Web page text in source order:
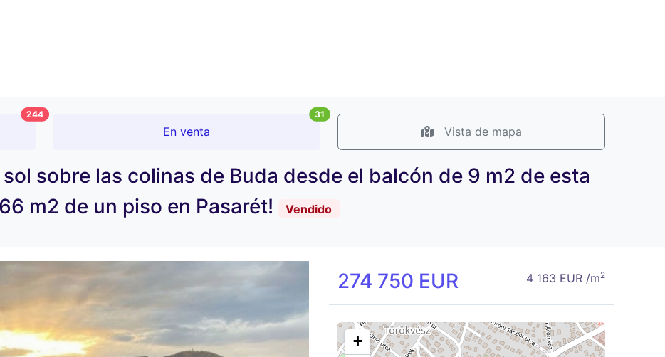
244
En venta
31
Vista de mapa
sobre las colinas de Buda desde el balcón de 9 m2 de esta
m2 de un piso en Pasarét!
Vendido
274 750 EUR 4 163 EUR /m2
+